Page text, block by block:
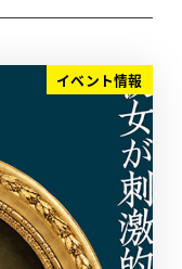
イベント情報